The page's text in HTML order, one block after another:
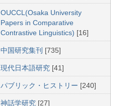
OUCCL(Osaka University
Papers in Comparative
Contrastive Linguistics) [16]
中国研究集刊 [735]
現代日本語研究 [41]
パブリック・ヒストリー [240]
神話学研究 [27]